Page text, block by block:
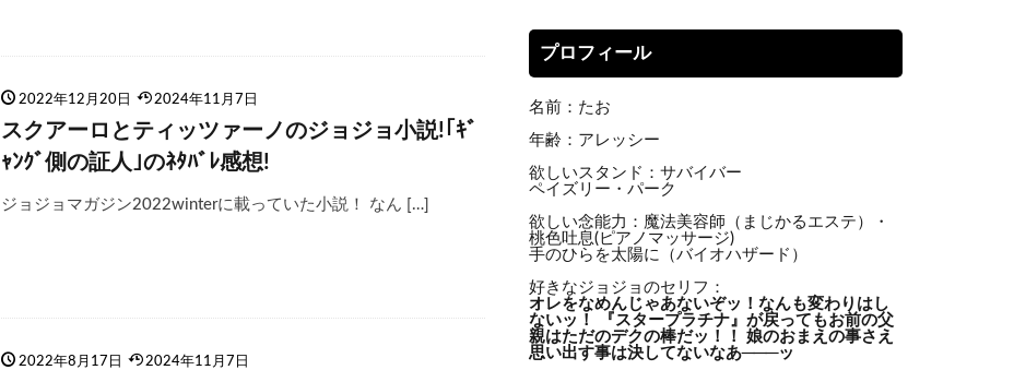
2022年12月20日 2024年11月7日
スクアーロとティッツァーノのジョジョ小説!｢ｷﾞ
ｬﾝｸﾞ側の証人｣のﾈﾀﾊﾞﾚ感想!
ジョジョマガジン2022winterに載っていた小説！ なん […]
2022年8月17日 2024年11月7日
プロフィール
名前：たお
年齢：アレッシー
欲しいスタンド：サバイバー
ペイズリー・パーク
欲しい念能力：魔法美容師（まじかるエステ）・
桃色吐息(ピアノマッサージ)
手のひらを太陽に（バイオハザード）
好きなジョジョのセリフ：
オレをなめんじゃあないぞッ！ なんも変わりはし
ないッ！ 『スタープラチナ』が戻ってもお前の父
親はただのデクの棒だッ！！ 娘のおまえの事さえ
思い出す事は決してないなあ───ッ